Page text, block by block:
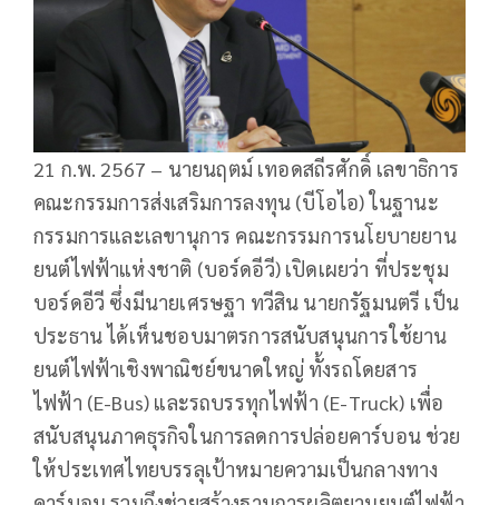
21 ก.พ. 2567 – นายนฤตม์ เทอดสถีรศักดิ์ เลขาธิการ
คณะกรรมการส่งเสริมการลงทุน (บีโอไอ) ในฐานะ
กรรมการและเลขานุการ คณะกรรมการนโยบายยาน
ยนต์ไฟฟ้าแห่งชาติ (บอร์ดอีวี) เปิดเผยว่า ที่ประชุม
บอร์ดอีวี ซึ่งมีนายเศรษฐา ทวีสิน นายกรัฐมนตรี เป็น
ประธาน ได้เห็นชอบมาตรการสนับสนุนการใช้ยาน
ยนต์ไฟฟ้าเชิงพาณิชย์ขนาดใหญ่ ทั้งรถโดยสาร
ไฟฟ้า (E-Bus) และรถบรรทุกไฟฟ้า (E-Truck) เพื่อ
สนับสนุนภาคธุรกิจในการลดการปล่อยคาร์บอน ช่วย
ให้ประเทศไทยบรรลุเป้าหมายความเป็นกลางทาง